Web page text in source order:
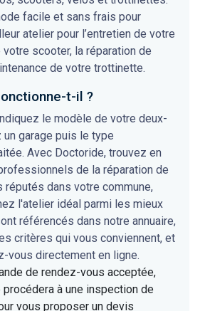
facile et sans frais pour
atelier pour l’entretien de votre
scooter, la réparation de
de votre trottinette.
t-il ?
le modèle de votre deux-
garage puis le type
Avec Doctoride, trouvez en
de la réparation de
dans votre commune,
l'atelier idéal parmi les mieux
référencés dans notre annuaire,
critères qui vous conviennent, et
vous directement en ligne.
de rendez-vous acceptée,
à une inspection de
vous proposer un devis